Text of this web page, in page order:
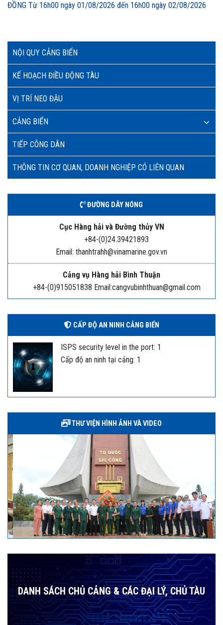
NỘI QUY CẢNG BIỂN
KẾ HOẠCH ĐIỀU ĐỘNG TÀU
VỊ TRÍ NEO ĐẬU
CẢNG BIỂN
TIẾP CÔNG DÂN
THÔNG TIN CƠ QUAN, DOANH NGHIỆP CÓ LIÊN QUAN
ĐƯỜNG DÂY NÓNG
Cục Hàng hải và Đường thủy VN
+84-(0)24.39421893
Email: thanhtrahh@vinamarine.gov.vn
Cảng vụ Hàng hải Bình Thuận
+84-(0)915051838 Email:cangvubinhthuan@gmail.com
CẤP ĐỘ AN NINH CẢNG BIỂN
ISPS security level in the port: 1
Cấp độ an ninh tại cảng: 1
THƯ VIỆN HÌNH ẢNH VÀ VIDEO
DANH SÁCH CHỦ CẢNG & CÁC ĐẠI LÝ, CHỦ TÀU
ĐỒNG Từ 16h00 ngày 01/08/2026 đến 16h00 ngày 02/08/2026